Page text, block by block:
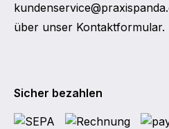
über unser Kontaktformular.
Sicher bezahlen